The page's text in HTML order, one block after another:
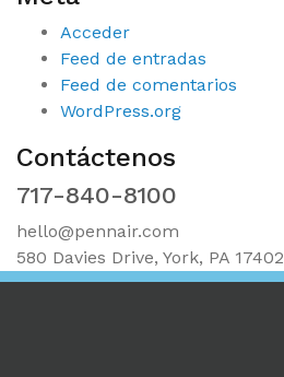
Acceder
Feed de entradas
Feed de comentarios
WordPress.org
Contáctenos
717-840-8100
hello@pennair.com
580 Davies Drive, York, PA 17402